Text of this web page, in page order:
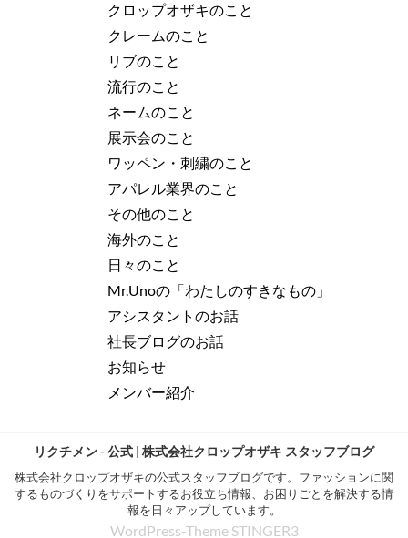
クロップオザキのこと
クレームのこと
リブのこと
流行のこと
ネームのこと
展示会のこと
ワッペン・刺繍のこと
アパレル業界のこと
その他のこと
海外のこと
日々のこと
Mr.Unoの「わたしのすきなもの」
アシスタントのお話
社長ブログのお話
お知らせ
メンバー紹介
リクチメン - 公式 | 株式会社クロップオザキ スタッフブログ
株式会社クロップオザキの公式スタッフブログです。ファッションに関
するものづくりをサポートするお役立ち情報、お困りごとを解決する情
報を日々アップしています。
WordPress-Theme STINGER3